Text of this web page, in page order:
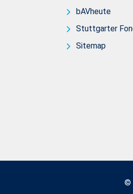
bAVheute
Stuttgarter
Sitemap
©